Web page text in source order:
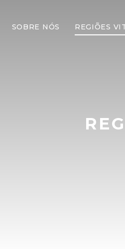
SOBRE NÓS REGIÕES